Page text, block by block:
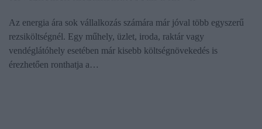
Az energia ára sok vállalkozás számára már jóval több egyszerű
rezsiköltségnél. Egy műhely, üzlet, iroda, raktár vagy
vendéglátóhely esetében már kisebb költségnövekedés is
érezhetően ronthatja a…